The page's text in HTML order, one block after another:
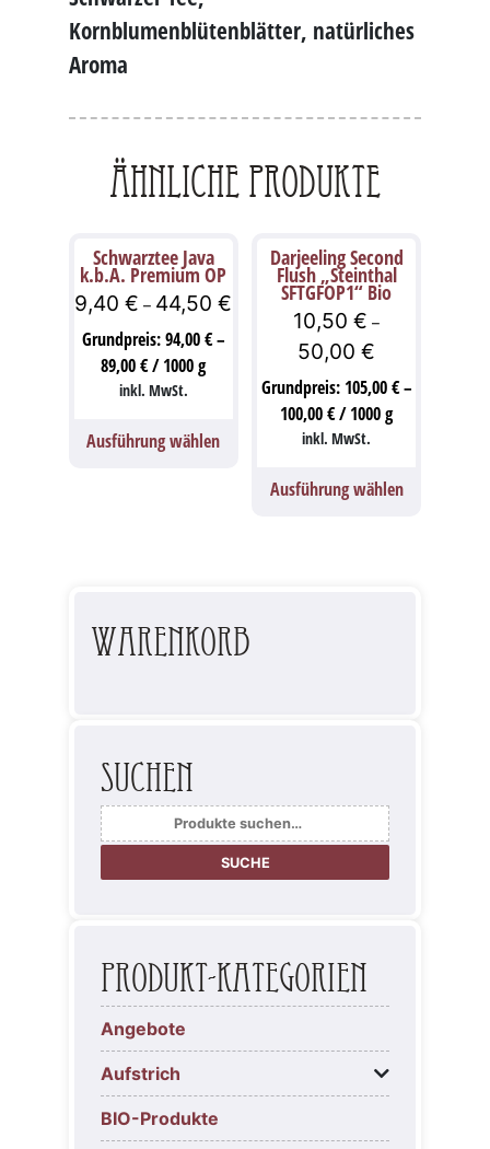
Kornblumenblütenblätter, natürliches
Aroma
Ähnliche Produkte
Schwarztee Java
k.b.A. Premium OP
9,40€ – 44,50€
Grundpreis:94,00€–
89,00€/1000g
inkl. MwSt.
Ausführung wählen
Darjeeling Second
Flush „Steinthal
SFTGFOP1“ Bio
10,50€ –
50,00€
Grundpreis: 105,00€–
100,00€/1000g
inkl. MwSt.
Ausführung wählen
Warenkorb
Suchen
Suche
nach:
SUCHE
Produkt-Kategorien
Angebote
Aufstrich
BIO-Produkte